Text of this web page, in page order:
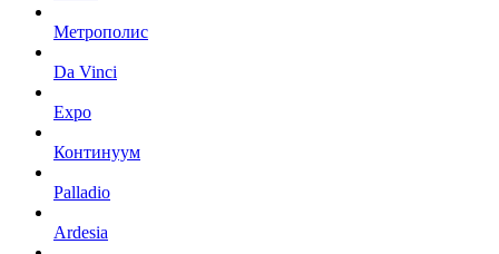
Метрополис
Da Vinci
Expo
Континуум
Palladio
Ardesia